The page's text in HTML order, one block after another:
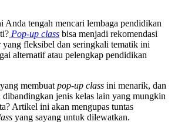
Anda tengah mencari lembaga pendidikan
Pop-up class bisa menjadi rekomendasi
fleksibel dan seringkali tematik ini
alternatif atau pelengkap pendidikan
membuatpop-up class ini menarik, dan
dibandingkan jenis kelas lain yang mungkin
Artikel ini akan mengupas tuntas
yang sayang untuk dilewatkan.